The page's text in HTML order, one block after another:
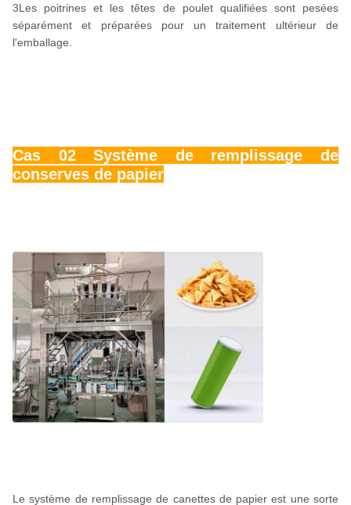
3Les poitrines et les têtes de poulet qualifiées sont pesées
séparément et préparées pour un traitement ultérieur de
l'emballage.
Cas 02 Système de remplissage de
conserves de papier
Le système de remplissage de canettes de papier est une sorte